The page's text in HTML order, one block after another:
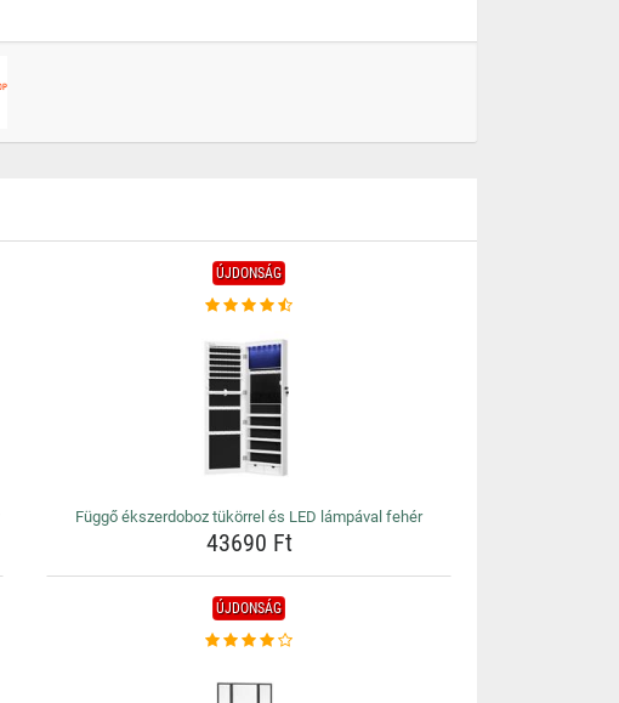
ÚJDONSÁG
Függő ékszerdoboz tükörrel és LED lámpával fehér
43690 Ft
ÚJDONSÁG